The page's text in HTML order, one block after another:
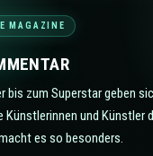
MAGAZINE
bis zum Superstar geben
Künstlerinnen und Künstler
es so besonders.